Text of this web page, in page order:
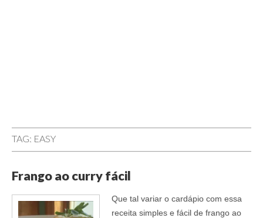
TAG: EASY
Frango ao curry fácil
Que tal variar o cardápio com essa
receita simples e fácil de frango ao